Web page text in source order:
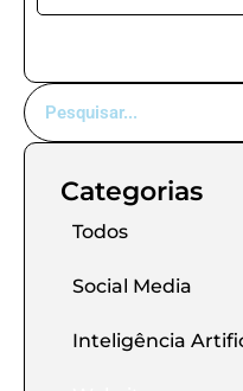
Categorias
Todos
Social Media
Inteligência